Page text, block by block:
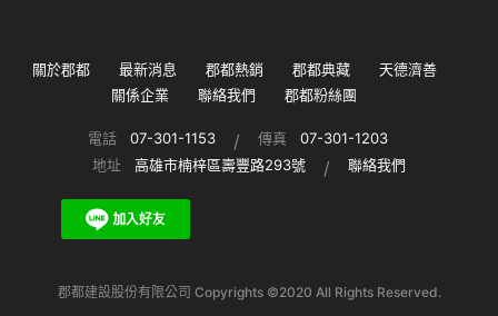
關於郡都 最新消息 郡都熱銷 郡都典藏
天德濟善
關係企業
聯絡我們 郡都粉絲團
電話 07-301-1153 傳真
07-301-1203
地址
高雄市楠梓區壽豐路293號 聯絡我們
郡都建設股份有限公司 Copyrights ©2020 All Rights Reserved.